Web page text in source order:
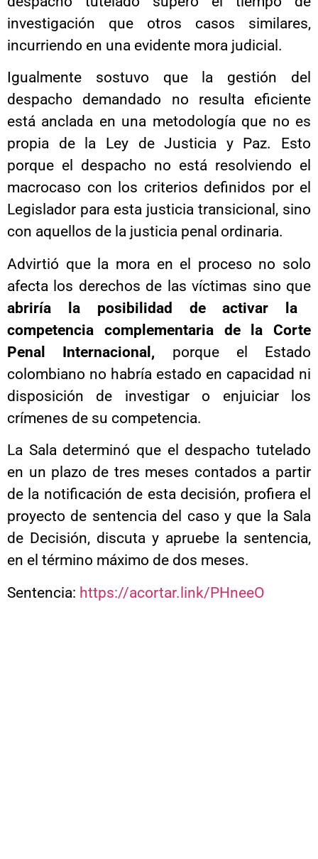
investigación que otros casos similares,
incurriendo en una evidente mora judicial.
Igualmente sostuvo que la gestión del
despacho demandado no resulta eficiente
está anclada en una metodología que no es
propia de la Ley de Justicia y Paz. Esto
porque el despacho no está resolviendo el
macrocaso con los criterios definidos por el
Legislador para esta justicia transicional, sino
con aquellos de la justicia penal ordinaria.
Advirtió que la mora en el proceso no solo
afecta los derechos de las víctimas sino que
abriría la posibilidad de activar la
competencia complementaria de la Corte
Penal Internacional, porque el Estado
colombiano no habría estado en capacidad ni
disposición de investigar o enjuiciar los
crímenes de su competencia.
La Sala determinó que el despacho tutelado
en un plazo de tres meses contados a partir
de la notificación de esta decisión, profiera el
proyecto de sentencia del caso y que la Sala
de Decisión, discuta y apruebe la sentencia,
en el término máximo de dos meses.
Sentencia: https://acortar.link/PHneeO